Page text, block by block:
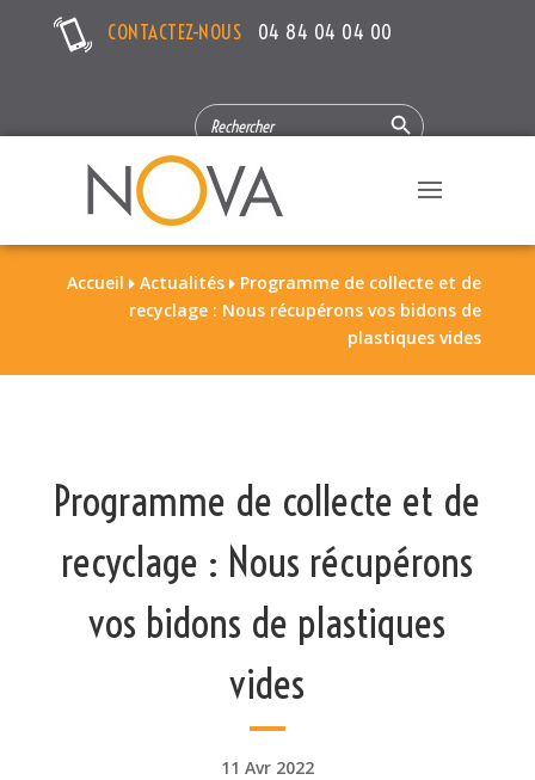
CONTACTEZ-NOUS 04 84 04 04 00
SEARCH
FOR:
Search Button
Accueil  Actualités  Programme de collecte et de
recyclage : Nous récupérons vos bidons de
plastiques vides
Programme de collecte et de
recyclage : Nous récupérons
vos bidons de plastiques
vides
11 Avr 2022